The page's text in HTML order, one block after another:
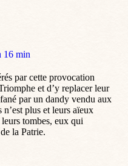
16 min
par cette provocation
et d’y replacer leur
par un dandy vendu aux
plus et leurs aïeux
tombes, eux qui
la Patrie.